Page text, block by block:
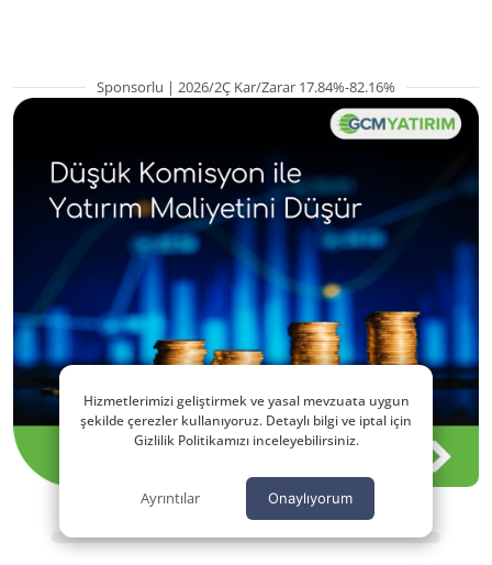
Sponsorlu | 2026/2Ç Kar/Zarar 17.84%-82.16%
Hizmetlerimizi geliştirmek ve yasal mevzuata uygun
şekilde çerezler kullanıyoruz. Detaylı bilgi ve iptal için
Gizlilik Politikamızı inceleyebilirsiniz.
Ayrıntılar Onaylıyorum